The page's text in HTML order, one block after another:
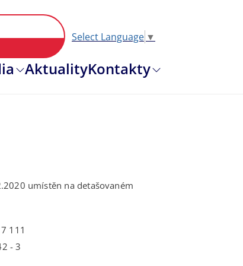
Select Language ▼
AktualityKontakty
umístěn na detašovaném
111
- 3